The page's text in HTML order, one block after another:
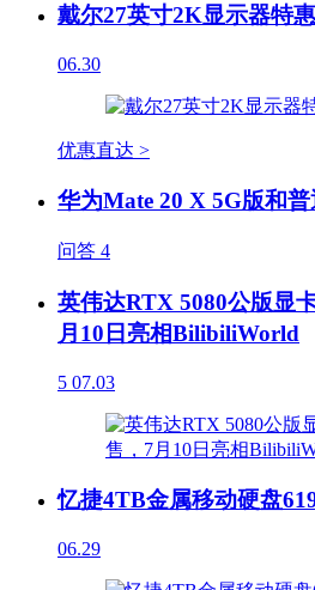
戴尔27英寸2K显示器特
06.30
优惠直达 >
华为Mate 20 X 5G版和
问答 4
英伟达RTX 5080公版显
月10日亮相BilibiliWorld
5 07.03
忆捷4TB金属移动硬盘
06.29